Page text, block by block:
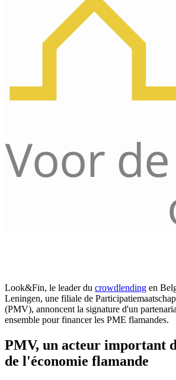
Look&Fin, le leader du crowdlending en
Leningen, une filiale de
(PMV), annoncent la signature d'un
ensemble pour financer les PME flamandes.
PMV, un acteur important
de l'économie flamande